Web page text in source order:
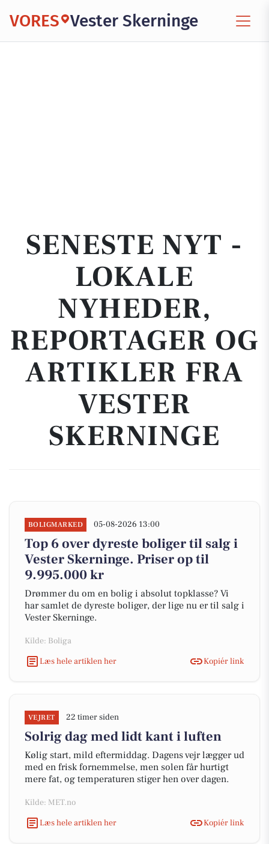
VORES Vester Skerninge
SENESTE NYT -
LOKALE
NYHEDER,
REPORTAGER OG
ARTIKLER FRA
VESTER
SKERNINGE
BOLIGMARKED 05-08-2026 13:00
Top 6 over dyreste boliger til salg i
Vester Skerninge. Priser op til
9.995.000 kr
Drømmer du om en bolig i absolut topklasse? Vi
har samlet de dyreste boliger, der lige nu er til salg i
Vester Skerninge.
Kilde: Boliga
Læs hele artiklen her
Kopiér link
VEJRET 22 timer siden
Solrig dag med lidt kant i luften
Kølig start, mild eftermiddag. Dagens vejr lægger ud
med en frisk fornemmelse, men solen får hurtigt
mere fat, og temperaturen stiger hen over dagen.
Kilde: MET.no
Læs hele artiklen her
Kopiér link